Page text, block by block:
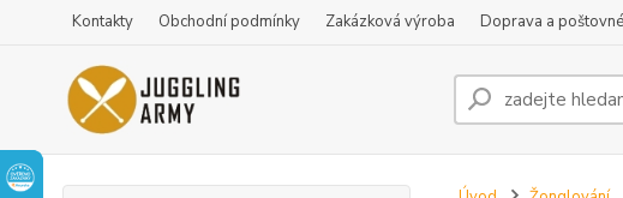
Kontakty Obchodní podmínky Zakázková výroba Doprava a poštovné